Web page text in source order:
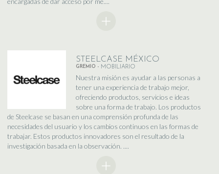
STEELCASE MÉXICO
GREMIO - MOBILIARIO
Nuestra misión es ayudar a las personas a
tener una experiencia de trabajo mejor,
ofreciendo productos, servicios e ideas
sobre una forma de trabajo. Los productos
de Steelcase se basan en una comprensión profunda de las
necesidades del usuario y los cambios continuos en las formas de
trabajar. Estos productos innovadores son el resultado de la
investigación basada en la observación. ....